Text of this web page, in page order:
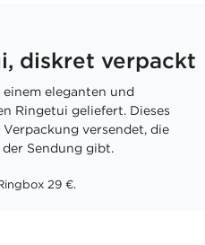
diskret verpackt
eleganten und
Ringetui geliefert. Dieses
versendet, die
Sendung gibt.
29 €.